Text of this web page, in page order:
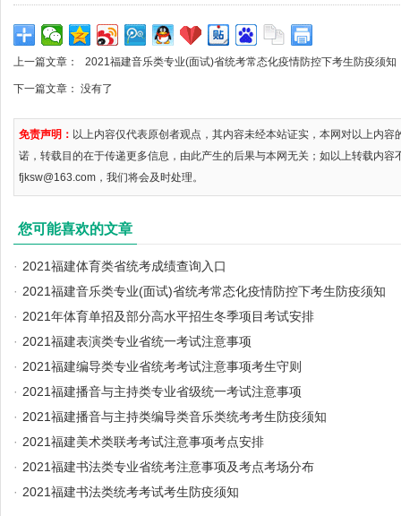
上一篇文章： 2021福建音乐类专业(面试)省统考常态化疫情防控下考生防疫须知
下一篇文章： 没有了
免责声明： 以上内容仅代表原创者观点，其内容未经本站证实，本网对以上内
诺，转载目的在于传递更多信息，由此产生的后果与本网无关；如以上转载内容
fjksw@163.com，我们将会及时处理。
您可能喜欢的文章
· 2021福建体育类省统考成绩查询入口
· 2021福建音乐类专业(面试)省统考常态化疫情防控下考生防疫须知
· 2021年体育单招及部分高水平招生冬季项目考试安排
· 2021福建表演类专业省统一考试注意事项
· 2021福建编导类专业省统考考试注意事项考生守则
· 2021福建播音与主持类专业省级统一考试注意事项
· 2021福建播音与主持类编导类音乐类统考考生防疫须知
· 2021福建美术类联考考试注意事项考点安排
· 2021福建书法类专业省统考注意事项及考点考场分布
· 2021福建书法类统考考试考生防疫须知